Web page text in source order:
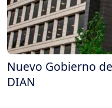
Nuevo Gobierno
DIAN